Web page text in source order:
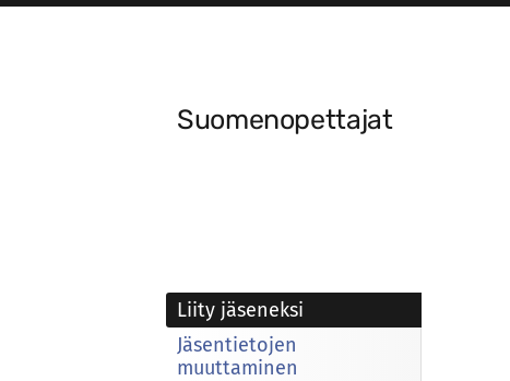
Suomenopettajat
Liity jäseneksi
Jäsentietojen
muuttaminen